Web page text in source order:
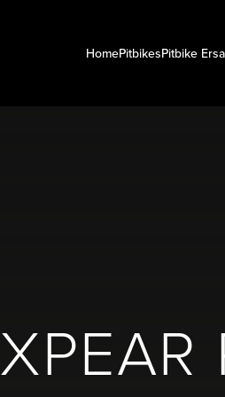
HomePitbikesPitbike
XPEAR